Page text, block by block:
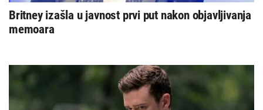
Britney izašla u javnost prvi put nakon objavljivanja
memoara